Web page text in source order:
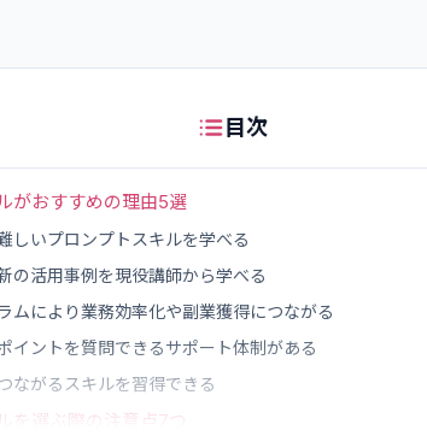
目次
がおすすめの理由5選
しいプロンプトスキルを学べる
の活用事例を現役講師から学べる
ムにより業務効率化や副業獲得につながる
イントを質問できるサポート体制がある
ながるスキルを習得できる
を選ぶ際の注意点7つ